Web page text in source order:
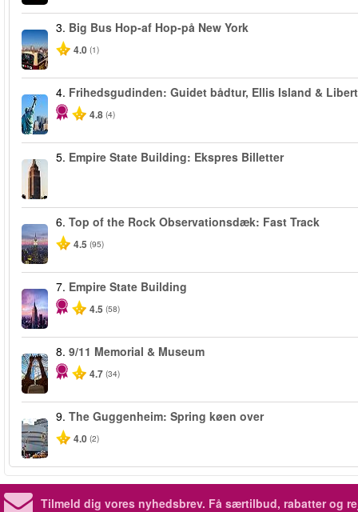
3. Big Bus Hop-af Hop-på New York
4.0 (1)
4. Frihedsgudinden: Guidet bådtur, Ellis Island &
4.8 (4)
5. Empire State Building: Ekspres Billetter
6. Top of the Rock Observationsdæk: Fast Track
4.5 (95)
7. Empire State Building
4.5 (58)
8. 9/11 Memorial & Museum
4.7 (34)
9. The Guggenheim: Spring køen over
4.0 (2)
Tilmeld dig vores nyhedsbrev. Få særtilbud, rabatter og